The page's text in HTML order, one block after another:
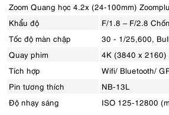
Zoom Quang học 4.2x (24-100mm)
Khẩu độ
F/1.8 – F/2.8
Tốc độ màn chập
30 - 1/25,600,
Quay phim
4K (3840 x 2160)
Tích hợp
Wifi/ Bluetooth/
Pin tương thích
NB-13L
Độ nhạy sáng
ISO 125-12800